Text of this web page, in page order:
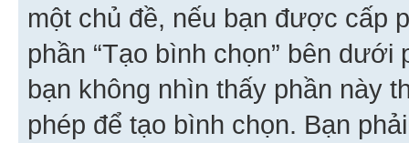
một chủ đề, nếu bạn được cấp
phần “Tạo bình chọn” bên
bạn không nhìn thấy phần này
phép để tạo bình chọn. Bạn